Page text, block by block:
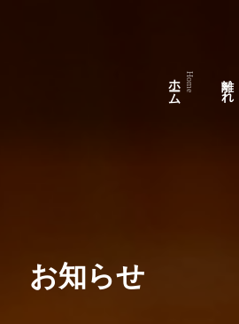
ホーム Home 離 れ
お知らせ